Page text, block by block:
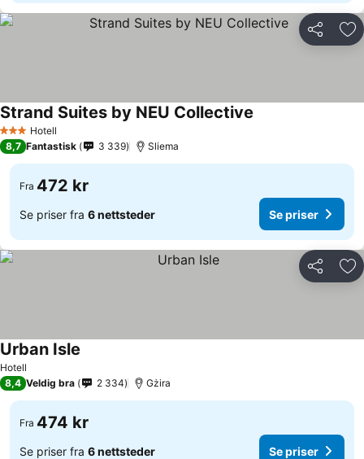
Del
3 StjernerHotell
Strand Suites by NEU Collective
8,7 Fantastisk 3 339 Sliema
Fra 472 kr
Se priser fra 6 nettsteder Se priser
Del
Hotell
Urban Isle
8,4 Veldig bra 2 334 Gżira
Fra 474 kr
Se priser fra 6 nettsteder Se priser